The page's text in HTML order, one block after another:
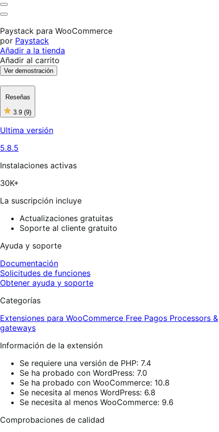
Es
útil
No
útil
Paystack para WooCommerce
por Paystack
Añadir a la tienda
Añadir al carrito
Ver demostración
Reseñas
3.9 (9)
3
5
9
Ultima versión
5.8.5
Instalaciones activas
30K+
La suscripción incluye
Actualizaciones gratuitas
Soporte al cliente gratuito
Ayuda y soporte
Documentación
Solicitudes de funciones
Obtener ayuda y soporte
Categorías
Extensiones para WooCommerce Free Pagos Processors &
gateways
Información de la extensión
Se requiere una versión de PHP: 7.4
Se ha probado con WordPress: 7.0
Se ha probado con WooCommerce: 10.8
Se necesita al menos WordPress: 6.8
Se necesita al menos WooCommerce: 9.6
Comprobaciones de calidad